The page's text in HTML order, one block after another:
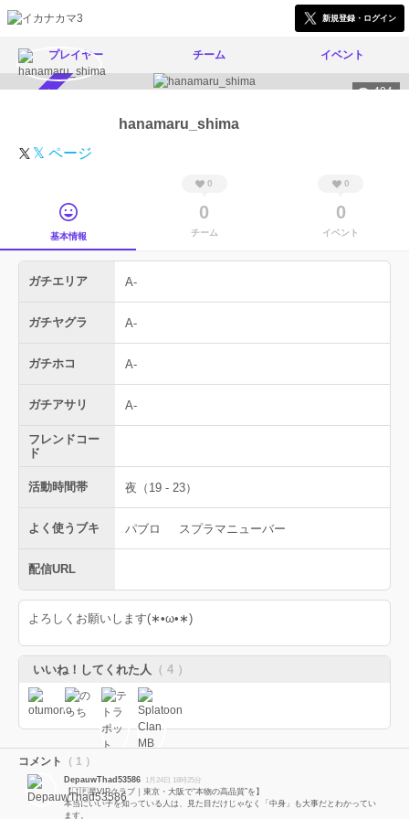
新規登録・ログイン
プレイヤー チーム イベント
404
hanamaru_shima
𝕏 ページ
基本情報
0
0
チーム
0
0
イベント
ガチエリア A-
ガチヤグラ A-
ガチホコ A-
ガチアサリ A-
フレンドコー
ド
活動時間帯 夜（19 - 23）
よく使うブキ パブロ スプラマニューバー
配信URL
よろしくお願いします(∗•ω•∗)
いいね！してくれた人 （ 4 ）
コメント （ 1 ）
DepauwThad53586 1月24日 18時25分
【🇯🇵星VIPクラブ｜東京・大阪で“本物の高品質”を】
本当にいい子を知っている人は、見た目だけじゃなく「中身」も大事だとわかってい
ます。